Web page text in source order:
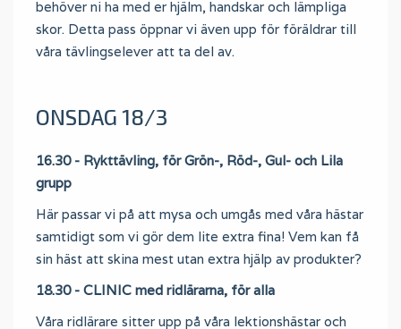
behöver ni ha med er hjälm, handskar och lämpliga
skor. Detta pass öppnar vi även upp för föräldrar till
våra tävlingselever att ta del av.
ONSDAG 18/3
16.30 - Rykttävling, för Grön-, Röd-, Gul- och Lila
grupp
Här passar vi på att mysa och umgås med våra hästar
samtidigt som vi gör dem lite extra fina! Vem kan få
sin häst att skina mest utan extra hjälp av produkter?
18.30 - CLINIC med ridlärarna, för alla
Våra ridlärare sitter upp på våra lektionshästar och